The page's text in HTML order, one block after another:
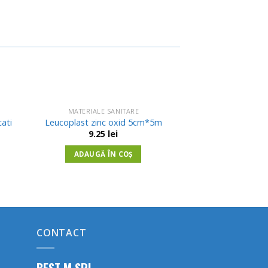
Adauga
in
MATERIALE SANITARE
Leucoplast zinc oxid 5cm*5m
9.25 lei
ADAUGĂ ÎN COȘ
CONTACT